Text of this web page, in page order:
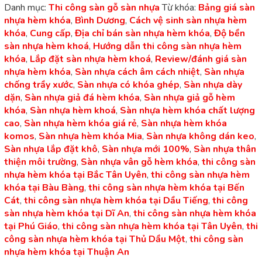
Danh mục: Thi công sàn gỗ sàn nhựa Từ khóa: Bảng giá sàn
nhựa hèm khóa, Bình Dương, Cách vệ sinh sàn nhựa hèm
khóa, Cung cấp,Địa chỉ bán sàn nhựa hèm khóa,Độ bền
sàn nhựa hèm khoá, Hướng dẫn thi công sàn nhựa hèm
khóa, Lắp đặt sàn nhựa hèm khoá, Review/đánh giá sàn
nhựa hèm khóa, Sàn nhựa cách âm cách nhiệt, Sàn nhựa
chống trầy xước, Sàn nhựa có khóa ghép, Sàn nhựa dày
dặn, Sàn nhựa giả đá hèm khóa, Sàn nhựa giả gỗ hèm
khóa, Sàn nhựa hèm khoá, Sàn nhựa hèm khóa chất lượng
cao, Sàn nhựa hèm khóa giá rẻ, Sàn nhựa hèm khóa
komos, Sàn nhựa hèm khóa Mia, Sàn nhựa không dán keo,
Sàn nhựa lắp đặt khô, Sàn nhựa mới 100%, Sàn nhựa thân
thiện môi trường, Sàn nhựa vân gỗ hèm khóa, thi công sàn
nhựa hèm khóa tại Bắc Tân Uyên, thi công sàn nhựa hèm
khóa tại Bàu Bàng, thi công sàn nhựa hèm khóa tại Bến
Cát, thi công sàn nhựa hèm khóa tại Dầu Tiếng, thi công
sàn nhựa hèm khóa tại Dĩ An, thi công sàn nhựa hèm khóa
tại Phú Giáo, thi công sàn nhựa hèm khóa tại Tân Uyên, thi
công sàn nhựa hèm khóa tại Thủ Dầu Một, thi công sàn
nhựa hèm khóa tại Thuận An